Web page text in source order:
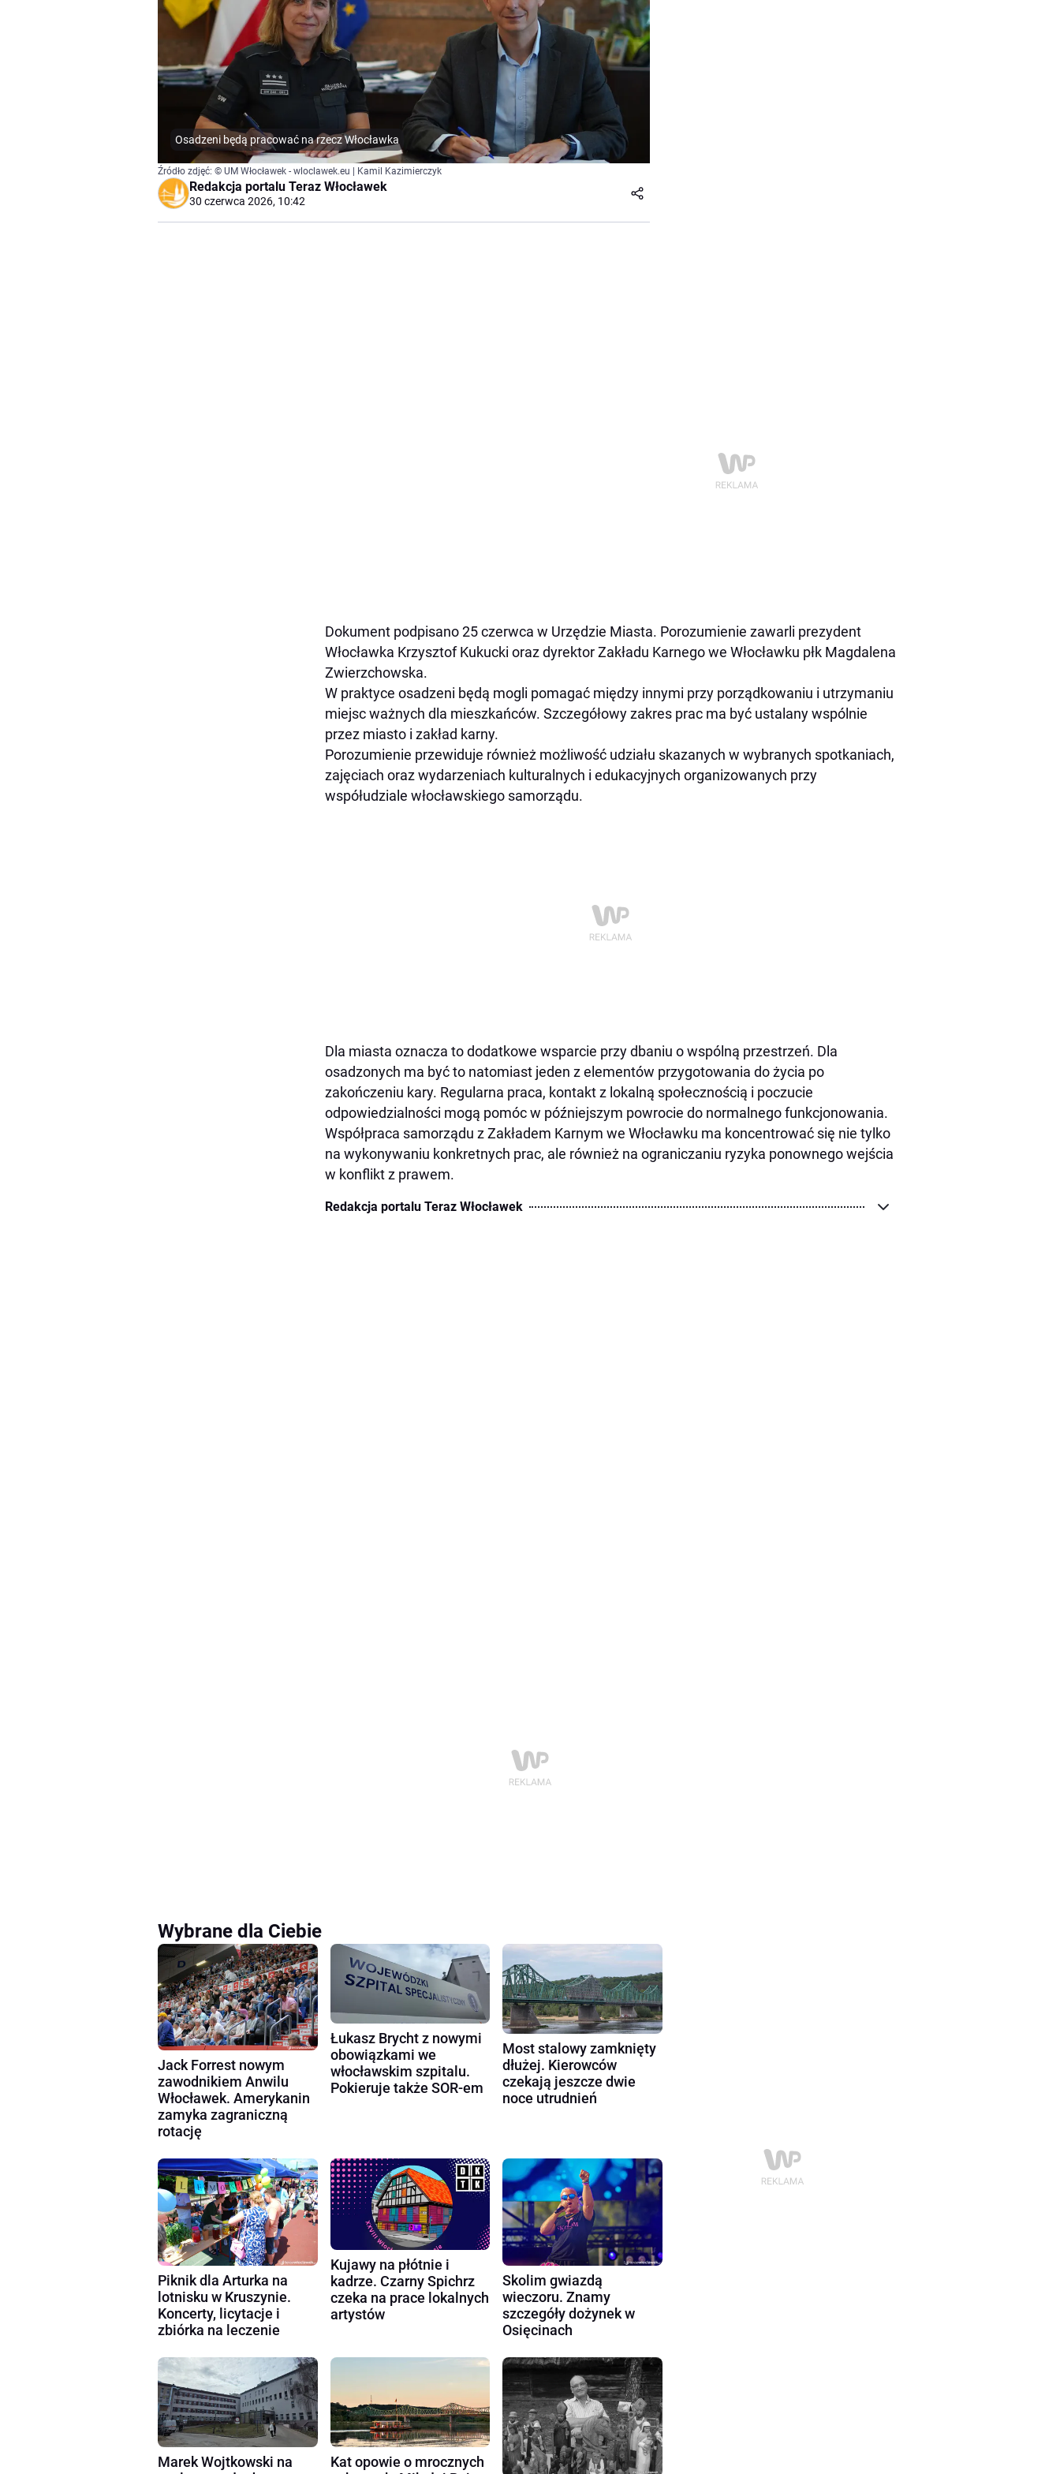
Osadzeni będą pracować na rzecz Włocławka
Źródło zdjęć: © UM Włocławek - wloclawek.eu | Kamil Kazimierczyk
Redakcja portalu Teraz Włocławek
30 czerwca 2026, 10:42
Dokument podpisano 25 czerwca w Urzędzie Miasta. Porozumienie zawarli prezydent
Włocławka Krzysztof Kukucki oraz dyrektor Zakładu Karnego we Włocławku płk Magdalena
Zwierzchowska.
W praktyce osadzeni będą mogli pomagać między innymi przy porządkowaniu i utrzymaniu
miejsc ważnych dla mieszkańców. Szczegółowy zakres prac ma być ustalany wspólnie
przez miasto i zakład karny.
Porozumienie przewiduje również możliwość udziału skazanych w wybranych spotkaniach,
zajęciach oraz wydarzeniach kulturalnych i edukacyjnych organizowanych przy
współudziale włocławskiego samorządu.
Dla miasta oznacza to dodatkowe wsparcie przy dbaniu o wspólną przestrzeń. Dla
osadzonych ma być to natomiast jeden z elementów przygotowania do życia po
zakończeniu kary. Regularna praca, kontakt z lokalną społecznością i poczucie
odpowiedzialności mogą pomóc w późniejszym powrocie do normalnego funkcjonowania.
Współpraca samorządu z Zakładem Karnym we Włocławku ma koncentrować się nie tylko
na wykonywaniu konkretnych prac, ale również na ograniczaniu ryzyka ponownego wejścia
w konflikt z prawem.
Redakcja portalu Teraz Włocławek
Wybrane dla Ciebie
Jack Forrest nowym
zawodnikiem Anwilu
Włocławek. Amerykanin
zamyka zagraniczną
rotację
Łukasz Brycht z nowymi
obowiązkami we
włocławskim szpitalu.
Pokieruje także SOR-em
Most stalowy zamknięty
dłużej. Kierowców
czekają jeszcze dwie
noce utrudnień
Piknik dla Arturka na
lotnisku w Kruszynie.
Koncerty, licytacje i
zbiórka na leczenie
Kujawy na płótnie i
kadrze. Czarny Spichrz
czeka na prace lokalnych
artystów
Skolim gwiazdą
wieczoru. Znamy
szczegóły dożynek w
Osięcinach
Marek Wojtkowski na
Kat opowie o mrocznych